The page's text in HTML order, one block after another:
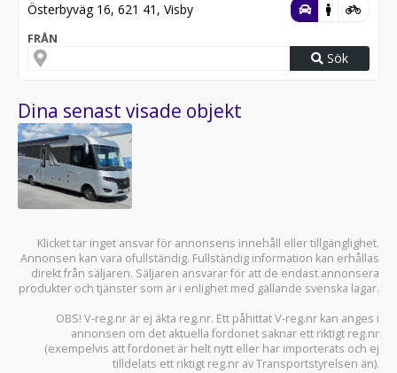
Österbyväg 16, 621 41, Visby
FRÅN
Sök
Dina senast visade objekt
Klicket tar inget ansvar för annonsens innehåll eller tillgänglighet.
Annonsen kan vara ofullständig. Fullständig information kan erhållas
direkt från säljaren. Säljaren ansvarar för att de endast annonsera
produkter och tjänster som är i enlighet med gällande svenska lagar.
OBS! V-reg.nr är ej äkta reg.nr. Ett påhittat V-reg.nr kan anges i
annonsen om det aktuella fordonet saknar ett riktigt reg.nr
(exempelvis att fordonet är helt nytt eller har importerats och ej
tilldelats ett riktigt reg.nr av Transportstyrelsen än).